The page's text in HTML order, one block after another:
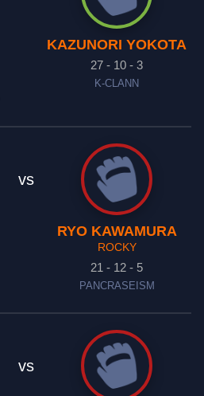
KAZUNORI YOKOTA
27 - 10 - 3
K-CLANN
vs
RYO KAWAMURA
ROCKY
21 - 12 - 5
PANCRASEISM
vs